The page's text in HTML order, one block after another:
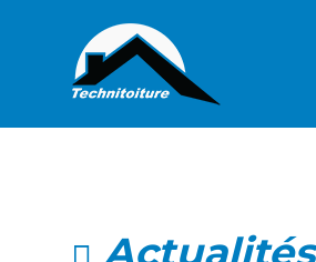
Actualités